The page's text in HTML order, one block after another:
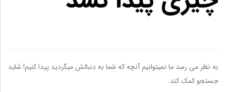
به نظر می رسد ما نمیتوانیم آنچه که شما به دنبالش میگردید پیدا کنیم! شاید
جستجو کمک کند.